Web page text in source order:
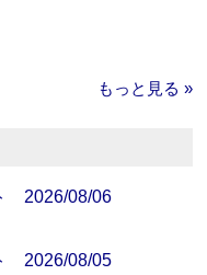
もっと見る »
2026/08/06
2026/08/05